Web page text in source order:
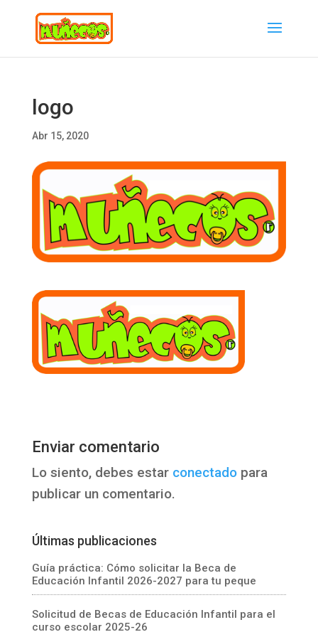
logo
Abr 15, 2020
Enviar comentario
Lo siento, debes estar conectadopara
publicar un comentario.
Últimas publicaciones
Guía práctica: Cómo solicitar la Beca de
Educación Infantil 2026-2027 para tu peque
Solicitud de Becas de Educación Infantil para el
curso escolar 2025-26